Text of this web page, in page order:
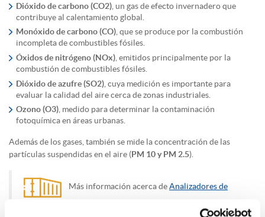
Dióxido de carbono (CO2) , un gas de efecto invernadero que
contribuye al calentamiento global.
Monóxido de carbono (CO), que se produce por la combustión
incompleta de combustibles fósiles.
Óxidos de nitrógeno (NOx) , emitidos principalmente por la
combustión de combustibles fósiles.
Dióxido de azufre (SO2) , cuya medición es importante para
evaluar la calidad del aire cerca de zonas industriales.
Ozono (O3) , medido para determinar la contaminación
fotoquímica en áreas urbanas.
Además de los gases, también se mide la concentración de las
partículas suspendidas en el aire (PM 10 y PM 2.5).
Más información acerca deAnalizadores de